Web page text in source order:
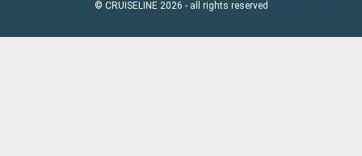
© CRUISELINE 2026 - all rights reserved